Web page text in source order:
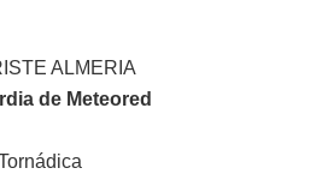
ALMERIA
de Meteored